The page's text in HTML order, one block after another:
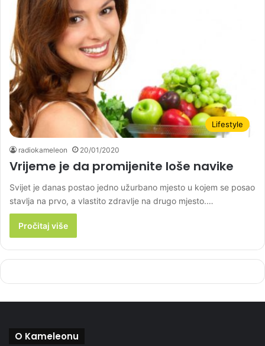
Lifestyle
radiokameleon 20/01/2020
Vrijeme je da promijenite loše navike
Svijet je danas postao jedno užurbano mjesto u kojem se posao
stavlja na prvo, a vlastito zdravlje na drugo mjesto.…
Pročitaj više
O Kameleonu